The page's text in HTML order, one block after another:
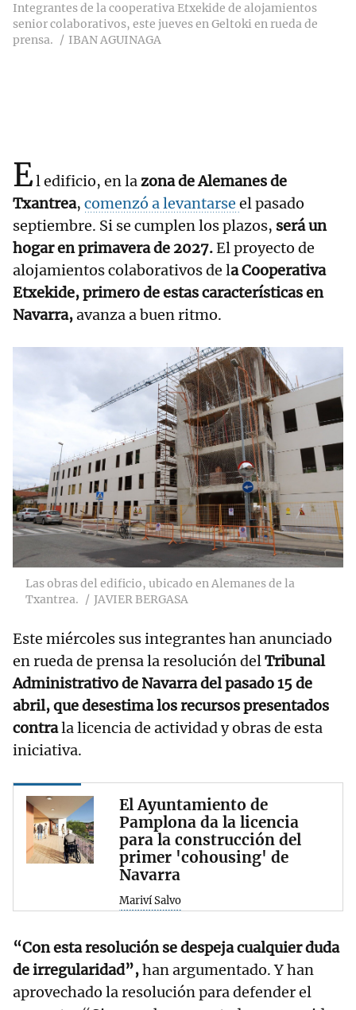
Integrantes de la cooperativa Etxekide de alojamientos
senior colaborativos, este jueves en Geltoki en rueda de
prensa.
IBAN AGUINAGA
El edificio, en lazona de Alemanes de
Txantrea, comenzó a levantarse el pasado
septiembre. Si se cumplen los plazos, será un
hogar en primavera de 2027.El proyecto de
alojamientos colaborativos de la Cooperativa
Etxekide, primero de estas características en
Navarra,avanza a buen ritmo.
Las obras del edificio, ubicado en Alemanes de la
Txantrea.
JAVIER BERGASA
Este miércoles sus integrantes han anunciado
en rueda de prensa la resolución delTribunal
Administrativo de Navarra del pasado 15 de
abril, que desestima los recursos presentados
contrala licencia de actividad y obras de esta
iniciativa.
El Ayuntamiento de
Pamplona da la licencia
para la construcción del
primer 'cohousing' de
Navarra
Mariví Salvo
“Con esta resolución se despeja cualquier duda
de irregularidad”,han argumentado. Y han
aprovechado la resolución para defender el